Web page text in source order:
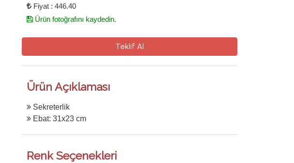
Fiyat : 446.40
Ürün fotoğrafını kaydedin.
Teklif Al
Ürün Açıklaması
Sekreterlik
Ebat: 31x23 cm
Renk Seçenekleri